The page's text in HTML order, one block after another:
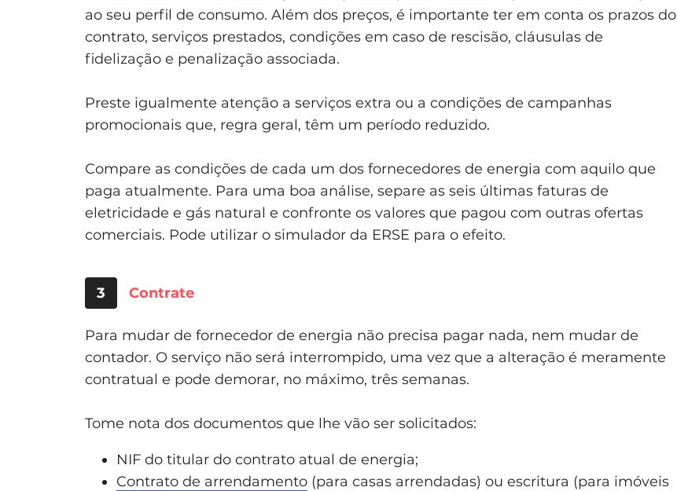
ao seu perfil de consumo. Além dos preços, é importante ter em conta os prazos do
contrato, serviços prestados, condições em caso de rescisão, cláusulas de
fidelização e penalização associada.
Preste igualmente atenção a serviços extra ou a condições de campanhas
promocionais que, regra geral, têm um período reduzido.
Compare as condições de cada um dos fornecedores de energia com aquilo que
paga atualmente. Para uma boa análise, separe as seis últimas faturas de
eletricidade e gás natural e confronte os valores que pagou com outras ofertas
comerciais. Pode utilizar o simulador da ERSE para o efeito.
3 Contrate
Para mudar de fornecedor de energia não precisa pagar nada, nem mudar de
contador. O serviço não será interrompido, uma vez que a alteração é meramente
contratual e pode demorar, no máximo, três semanas.
Tome nota dos documentos que lhe vão ser solicitados:
NIF do titular do contrato atual de energia;
Contrato de arrendamento (para casas arrendadas) ou escritura (para imóveis